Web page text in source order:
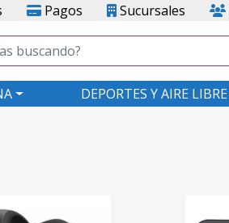
Pagos Sucursales
DEPORTES Y AIRE LIBRE